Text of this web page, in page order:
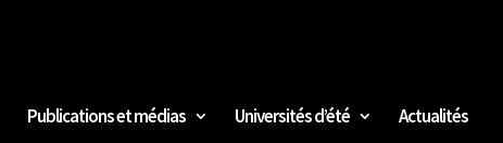
Publications et médias Universités d’été Actualités